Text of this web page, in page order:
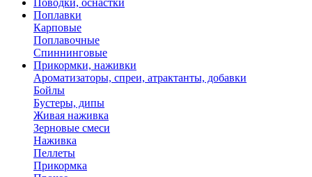
Поводки, оснастки
Поплавки
Карповые
Поплавочные
Спиннинговые
Прикормки, наживки
Ароматизаторы, спреи, атрактанты, добавки
Бойлы
Бустеры, дипы
Живая наживка
Зерновые смеси
Наживка
Пеллеты
Прикормка